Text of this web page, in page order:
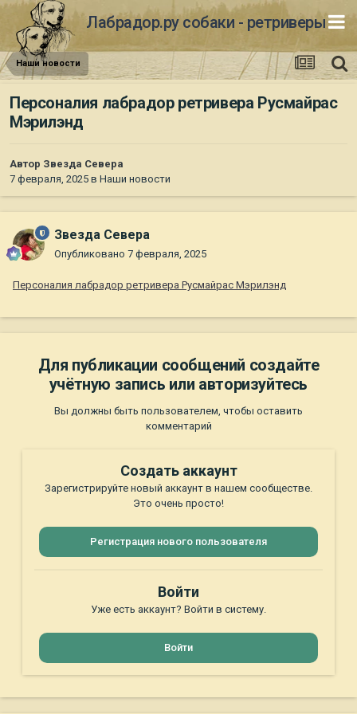
Лабрадор.ру собаки - ретриверы
Наши новости
Персоналия лабрадор ретривера Русмайрас
Мэрилэнд
Автор Звезда Севера
7 февраля, 2025 в Наши новости
Звезда Севера
Опубликовано 7 февраля, 2025
Персоналия лабрадор ретривера Русмайрас Мэрилэнд
Для публикации сообщений создайте
учётную запись или авторизуйтесь
Вы должны быть пользователем, чтобы оставить
комментарий
Создать аккаунт
Зарегистрируйте новый аккаунт в нашем сообществе.
Это очень просто!
Регистрация нового пользователя
Войти
Уже есть аккаунт? Войти в систему.
Войти